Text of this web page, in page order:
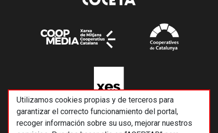
Utilizamos cookies propias y de terceros para
garantizar el correcto funcionamiento del portal,
recoger información sobre su uso, mejorar nuestros